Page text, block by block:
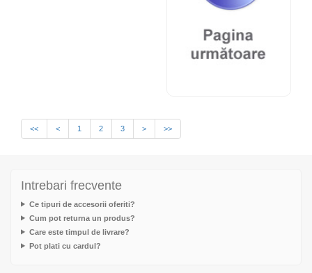
<< < 1 2 3 > >>
Intrebari frecvente
Ce tipuri de accesorii oferiti?
Cum pot returna un produs?
Care este timpul de livrare?
Pot plati cu cardul?